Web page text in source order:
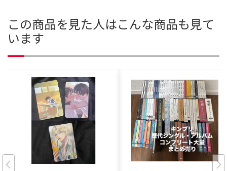
この商品を見た人はこんな商品も見て
います